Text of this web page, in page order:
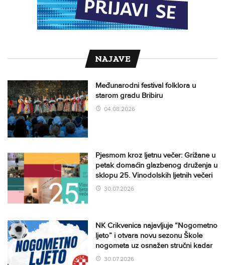
NAJAVE
Međunarodni festival folklora u
starom gradu Bribiru
04.08.2026
Pjesmom kroz ljetnu večer: Grižane u
petak domaćin glazbenog druženja u
sklopu 25. Vinodolskih ljetnih večeri
30.07.2026
NK Crikvenica najavljuje “Nogometno
ljeto” i otvara novu sezonu Škole
nogometa uz osnažen stručni kadar
30.07.2026